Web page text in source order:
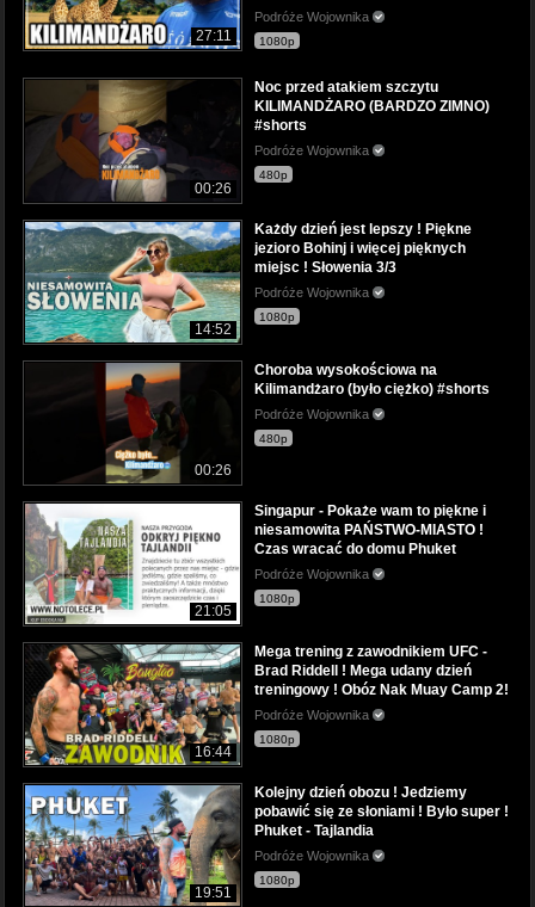
27:11
Podróże Wojownika
1080p
00:26
Noc przed atakiem szczytu
KILIMANDŻARO (BARDZO ZIMNO)
#shorts
Podróże Wojownika
480p
14:52
Każdy dzień jest lepszy ! Piękne
jezioro Bohinj i więcej pięknych
miejsc ! Słowenia 3/3
Podróże Wojownika
1080p
00:26
Choroba wysokościowa na
Kilimandżaro (było ciężko) #shorts
Podróże Wojownika
480p
21:05
Singapur - Pokaże wam to piękne i
niesamowita PAŃSTWO-MIASTO !
Czas wracać do domu Phuket
Podróże Wojownika
1080p
16:44
Mega trening z zawodnikiem UFC -
Brad Riddell ! Mega udany dzień
treningowy ! Obóz Nak Muay Camp 2!
Podróże Wojownika
1080p
19:51
Kolejny dzień obozu ! Jedziemy
pobawić się ze słoniami ! Było super !
Phuket - Tajlandia
Podróże Wojownika
1080p